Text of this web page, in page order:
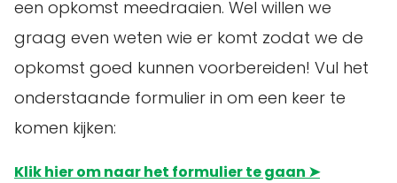
een opkomst meedraaien. Wel willen we
graag even weten wie er komt zodat we de
opkomst goed kunnen voorbereiden! Vul het
onderstaande formulier in om een keer te
komen kijken:
Klik hier om naar het formulier te gaan ➤